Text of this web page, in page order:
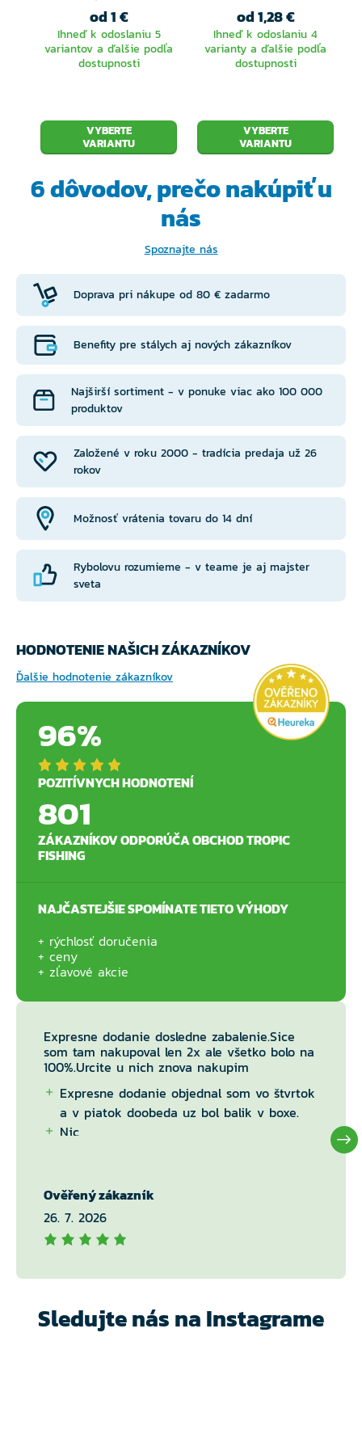
od 1 €
Ihneď k odoslaniu 5
variantov a ďalšie podľa
dostupnosti
VYBERTE
VARIANTU
od 1,28 €
Ihneď k odoslaniu 4
varianty a ďalšie podľa
dostupnosti
VYBERTE
VARIANTU
6 dôvodov, prečonakúpiť u
nás
Spoznajte nás
Doprava pri nákupe od 80 € zadarmo
Založené v roku 2000 - tradícia predaja už 26
rokov
Benefity pre stálych aj nových zákazníkov
Možnosť vrátenia tovaru do 14 dní
Najširší sortiment - v ponuke viac ako 100 000
produktov
Rybolovu rozumieme - v teame je aj majster
sveta
HODNOTENIE NAŠICH ZÁKAZNÍKOV
Ďalšie hodnotenie zákazníkov
96%
POZITÍVNYCH HODNOTENÍ
801
ZÁKAZNÍKOV ODPORÚČA OBCHOD TROPIC
FISHING
NAJČASTEJŠIE SPOMÍNATE TIETO VÝHODY
rýchlosť doručenia
ceny
zľavové akcie
Expresne dodanie dosledne zabalenie.Sice
som tam nakupoval len 2x ale všetko bolo na
100%.Urcite u nich znova nakupim
Expresne dodanie objednal som vo štvrtok
a v piatok doobeda uz bol balik v boxe.
Nic
Ověřený zákazník
26. 7. 2026
Sledujte nás na Instagrame